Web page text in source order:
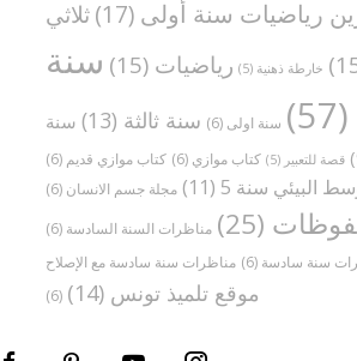
رياضيات سنة أولى (17)
ثلاثي
خارطة ذهنية (5) رياضيات (15)
سنة
(57) سنة اولى (6) سنة ثالثة (13)
سنة
قصة للتعبير (5) كتاب موازي (6) كتاب موازي قديم (6)
البيئي سنة 5 (11) مجلة جسم الانسان (6)
(25) مناظرات السنة السادسة (6)
سنة سادسة (6)
(6)
موقع تلميذ تونس (14)